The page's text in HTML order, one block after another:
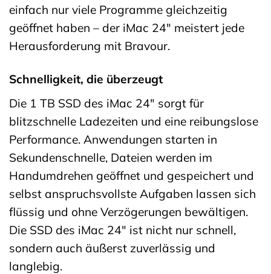
einfach nur viele Programme gleichzeitig
geöffnet haben – der iMac 24″ meistert jede
Herausforderung mit Bravour.
Schnelligkeit, die überzeugt
Die 1 TB SSD des iMac 24″ sorgt für
blitzschnelle Ladezeiten und eine reibungslose
Performance. Anwendungen starten in
Sekundenschnelle, Dateien werden im
Handumdrehen geöffnet und gespeichert und
selbst anspruchsvollste Aufgaben lassen sich
flüssig und ohne Verzögerungen bewältigen.
Die SSD des iMac 24″ ist nicht nur schnell,
sondern auch äußerst zuverlässig und
langlebig.